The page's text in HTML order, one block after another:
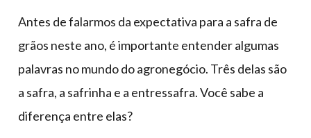
Antes de falarmos da expectativa para a safra de
grãos neste ano, é importante entender algumas
palavras no mundo do agronegócio. Três delas são
a safra, a safrinha e a entressafra. Você sabe a
diferença entre elas?